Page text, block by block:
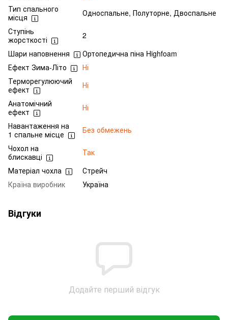
Тип спального
місця
Односпальне, Полуторне, Двоспальне
Ступінь
жорсткості
2
Шари наповнення
Ортопедична піна Highfoam
Ефект Зима-Літо
Ні
Терморегулюючий
ефект
Ні
Анатомічний
ефект
Ні
Навантаження на
1 спальне місце
Без обмежень
Чохол на
блискавці
Так
Матеріал чохла
Стрейч
Країна виробник
Україна
Відгуки
Додайте перший відгук